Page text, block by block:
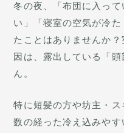
冬の夜、「布団に入っ
い」「寝室の空気が冷
たことはありませんか
因は、露出している「
ん。
特に短髪の方や坊主・
数の経った冷え込みやす